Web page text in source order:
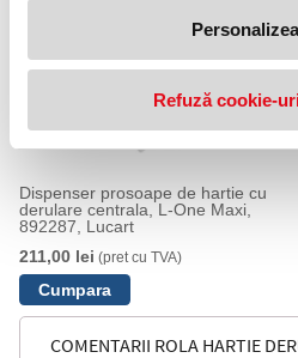
Refuză cookie-
Dispenser prosoape de hartie cu
derulare centrala, L-One Maxi,
892287, Lucart
211,00 lei (pret cu TVA)
COMENTARII ROLA HARTIE